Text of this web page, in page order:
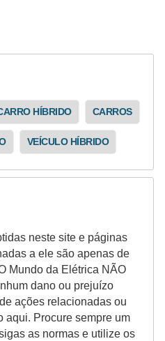
HÍBRIDO CARROS
VEÍCULO HÍBRIDO
neste site e páginas
a ele são apenas de
Mundo da Elétrica NÃO
dano ou prejuízo
ações relacionadas ou
aqui. Procure sempre um
as normas e utilize os